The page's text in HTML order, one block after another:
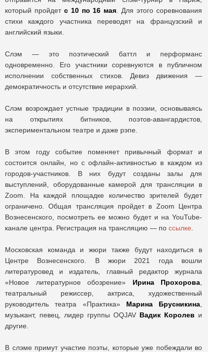
который пройдет с 10 по 16 мая . Для этого соревнования
стихи каждого участника переводят на французский и
английский языки.
Слэм — это поэтический баттл и перформанс
одновременно. Его участники соревнуются в публичном
исполнении собственных стихов. Девиз движения —
демократичность и отсутствие иерархий.
Слэм возрождает устные традиции в поэзии, основываясь
на открытиях битников, поэтов-авангардистов,
экспериментальном театре и даже рэпе.
В этом году событие поменяет привычный формат и
состоится онлайн, но с офлайн-активностью в каждом из
городов-участников. В них будут созданы залы для
выступлений, оборудованные камерой для трансляции в
Zoom. На каждой площадке количество зрителей будет
ограничено. Общая трансляция пройдет в Zoom Центра
Вознесенского, посмотреть ее можно будет и на YouTube-
канале центра. Регистрация на трансляцию — по ссылке
Московская команда и жюри также будут находиться в
Центре Вознесенского. В жюри 2021 года вошли
литературовед и издатель, главный редактор журнала
«Новое литературное обозрение» Ирина Прохорова
театральный режиссер, актриса, художественный
руководитель театра «Практика» Марина Брусникина
музыкант, певец, лидер группы OQJAV Вадик Королев и
другие.
В слэме примут участие поэты, которые уже побеждали во